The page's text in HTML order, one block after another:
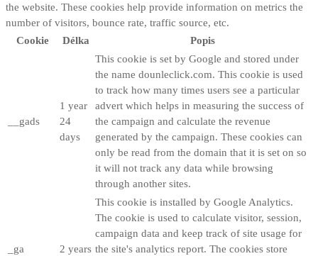
the website. These cookies help provide information on metrics the
number of visitors, bounce rate, traffic source, etc.
Cookie
Délka Popis
__gads
1 year
24
days
This cookie is set by Google and stored under
the name dounleclick.com. This cookie is used
to track how many times users see a particular
advert which helps in measuring the success of
the campaign and calculate the revenue
generated by the campaign. These cookies can
only be read from the domain that it is set on so
it will not track any data while browsing
through another sites.
_ga 2 years
This cookie is installed by Google Analytics.
The cookie is used to calculate visitor, session,
campaign data and keep track of site usage for
the site's analytics report. The cookies store